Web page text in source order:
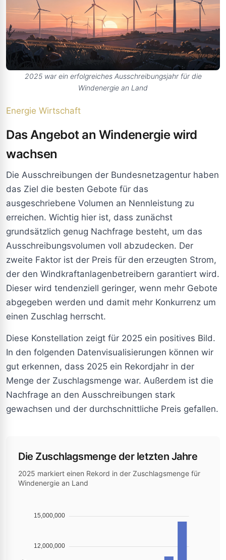
2025 war ein erfolgreiches Ausschreibungsjahr für die
Windenergie an Land
Energie Wirtschaft
Das Angebot an Windenergie wird
wachsen
Die Ausschreibungen der Bundesnetzagentur haben
das Ziel die besten Gebote für das
ausgeschriebene Volumen an Nennleistung zu
erreichen. Wichtig hier ist, dass zunächst
grundsätzlich genug Nachfrage besteht, um das
Ausschreibungsvolumen voll abzudecken. Der
zweite Faktor ist der Preis für den erzeugten Strom,
der den Windkraftanlagenbetreibern garantiert wird.
Dieser wird tendenziell geringer, wenn mehr Gebote
abgegeben werden und damit mehr Konkurrenz um
einen Zuschlag herrscht.
Diese Konstellation zeigt für 2025 ein positives Bild.
In den folgenden Datenvisualisierungen können wir
gut erkennen, dass 2025 ein Rekordjahr in der
Menge der Zuschlagsmenge war. Außerdem ist die
Nachfrage an den Ausschreibungen stark
gewachsen und der durchschnittliche Preis gefallen.
Die Zuschlagsmenge der letzten Jahre
2025 markiert einen Rekord in der Zuschlagsmenge für
Windenergie an Land